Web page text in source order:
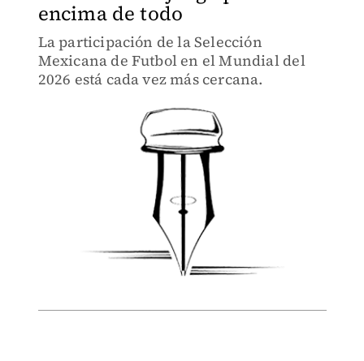
encima de todo
La participación de la Selección
Mexicana de Futbol en el Mundial del
2026 está cada vez más cercana.